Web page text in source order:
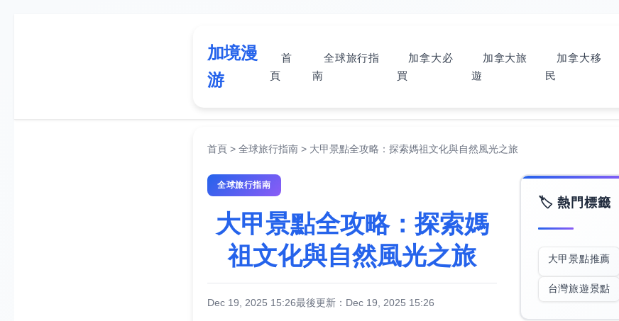
加境漫
游
首
頁
全球旅行指
南
加拿大必
買
加拿大旅
遊​
加拿大移
民
首頁 > 全球旅行指南 > 大甲景點全攻略：探索媽祖文化與自然風光之旅
全球旅行指南
大甲景點全攻略：探索媽
祖文化與自然風光之旅
Dec 19, 2025 15:26最後更新：Dec 19, 2025 15:26
🏷️ 熱門標籤
大甲景點推薦
台灣旅遊景點